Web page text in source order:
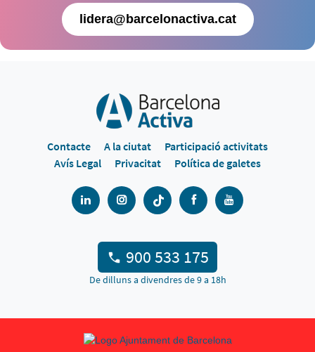
lidera@barcelonactiva.cat
Contacte A la ciutat
Participació activitats
Avís Legal
Privacitat Política de galetes
900 533 175
De dilluns a divendres de 9 a 18h